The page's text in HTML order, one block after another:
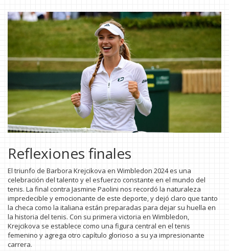
Reflexiones finales
El triunfo de Barbora Krejcikova en Wimbledon 2024 es una
celebración del talento y el esfuerzo constante en el mundo del
tenis. La final contra Jasmine Paolini nos recordó la naturaleza
impredecible y emocionante de este deporte, y dejó claro que tanto
la checa como la italiana están preparadas para dejar su huella en
la historia del tenis. Con su primera victoria en Wimbledon,
Krejcikova se establece como una figura central en el tenis
femenino y agrega otro capítulo glorioso a su ya impresionante
carrera.